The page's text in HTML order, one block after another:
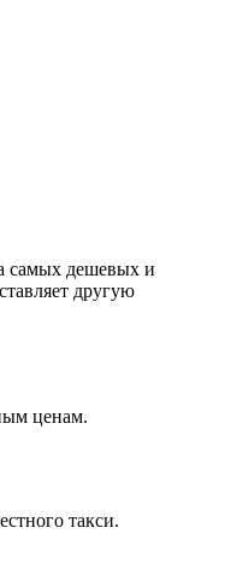
самых дешевых и
другую
ценам.
такси.